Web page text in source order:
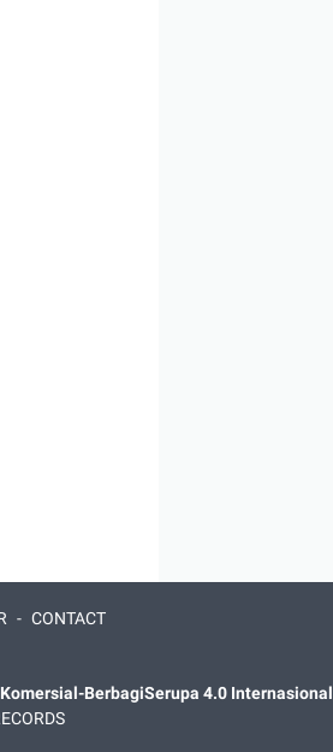
CONTACT
BerbagiSerupa 4.0 Internasional